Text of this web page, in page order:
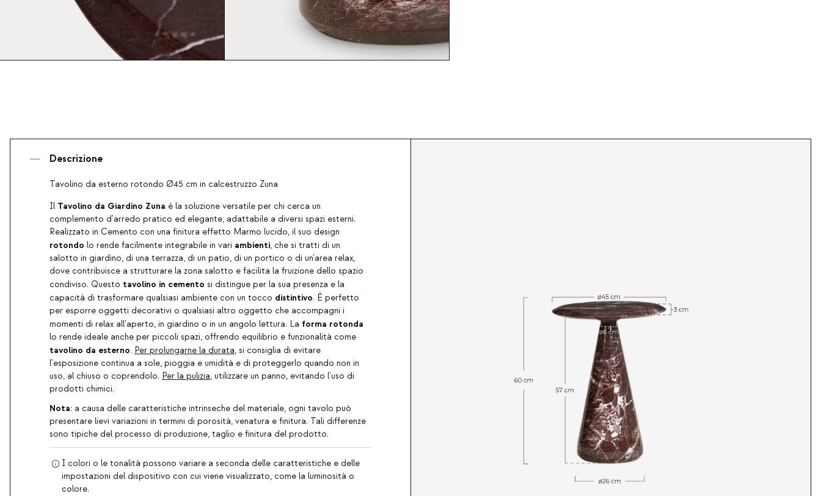
Descrizione
Tavolino da esterno rotondo Ø45 cm in calcestruzzo Zuna
Il Tavolino da Giardino Zuna è la soluzione versatile per chi cerca un
complemento d'arredo pratico ed elegante, adattabile a diversi spazi esterni.
Realizzato in Cemento con una finitura effetto Marmo lucido, il suo design
rotondo lo rende facilmente integrabile in vari ambienti, che si tratti di un
salotto in giardino, di una terrazza, di un patio, di un portico o di un'area relax,
dove contribuisce a strutturare la zona salotto e facilita la fruizione dello spazio
condiviso. Questo tavolino in cemento si distingue per la sua presenza e la
capacità di trasformare qualsiasi ambiente con un tocco distintivo. È perfetto
per esporre oggetti decorativi o qualsiasi altro oggetto che accompagni i
momenti di relax all'aperto, in giardino o in un angolo lettura. La forma rotonda
lo rende ideale anche per piccoli spazi, offrendo equilibrio e funzionalità come
tavolino da esterno. Per prolungarne la durata, si consiglia di evitare
l'esposizione continua a sole, pioggia e umidità e di proteggerlo quando non in
uso, al chiuso o coprendolo. Per la pulizia, utilizzare un panno, evitando l'uso di
prodotti chimici.
Nota: a causa delle caratteristiche intrinseche del materiale, ogni tavolo può
presentare lievi variazioni in termini di porosità, venatura e finitura. Tali differenze
sono tipiche del processo di produzione, taglio e finitura del prodotto.
I colori o le tonalità possono variare a seconda delle caratteristiche e delle
impostazioni del dispositivo con cui viene visualizzato, come la luminosità o
colore.